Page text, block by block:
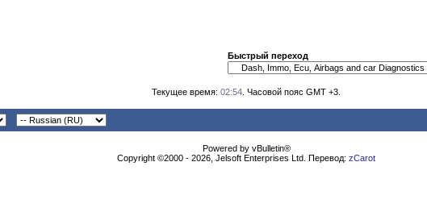
Быстрый переход
Текущее время: 02:54 . Часовой пояс GMT +3.
Powered by vBulletin®
Copyright ©2000 - 2026, Jelsoft Enterprises Ltd. Перевод: zCarot